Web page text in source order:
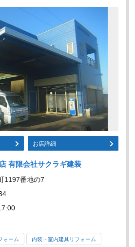
お店詳細
有限会社サクラギ建装
1197番地の7
ォーム 内装・室内建具リフォーム